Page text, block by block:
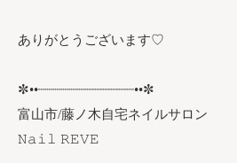
ありがとうございます♡
✼••┈┈┈┈┈┈┈┈┈┈┈┈••✼
富山市/藤ノ木自宅ネイルサロン
𝙽𝚊𝚒𝚕 𝚁𝙴𝚅𝙴